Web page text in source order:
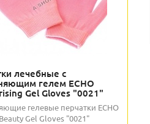
лечебные с
гелем ECHO
Gel Gloves "0021"
гелевые перчатки ECHO
Gel Gloves "0021"